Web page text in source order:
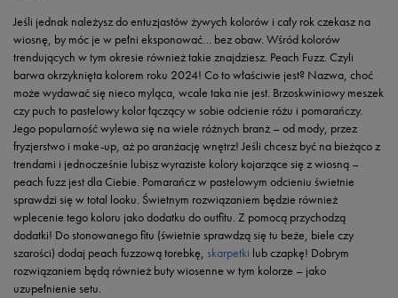
Jeśli jednak należysz do entuzjastów żywych kolorów i cały rok czekasz na
wiosnę, by móc je w pełni eksponować… bez obaw. Wśród kolorów
trendujących w tym okresie również takie znajdziesz. Peach Fuzz. Czyli
barwa okrzyknięta kolorem roku 2024! Co to właściwie jest? Nazwa, choć
może wydawać się nieco myląca, wcale taka nie jest. Brzoskwiniowy meszek
czy puch to pastelowy kolor łączący w sobie odcienie różu i pomarańczy.
Jego popularność wylewa się na wiele różnych branż – od mody, przez
fryzjerstwo i make-up, aż po aranżację wnętrz! Jeśli chcesz być na bieżąco z
trendami i jednocześnie lubisz wyraziste kolory kojarzące się z wiosną –
peach fuzz jest dla Ciebie. Pomarańcz w pastelowym odcieniu świetnie
sprawdzi się w total looku. Świetnym rozwiązaniem będzie również
wplecenie tego koloru jako dodatku do outfitu. Z pomocą przychodzą
dodatki! Do stonowanego fitu (świetnie sprawdzą się tu beże, biele czy
szarości) dodaj peach fuzzową torebkę, skarpetki lub czapkę! Dobrym
rozwiązaniem będą również buty wiosenne w tym kolorze – jako
uzupełnienie setu.